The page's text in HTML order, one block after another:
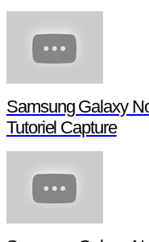
Samsung
Link
Samsung Galaxy